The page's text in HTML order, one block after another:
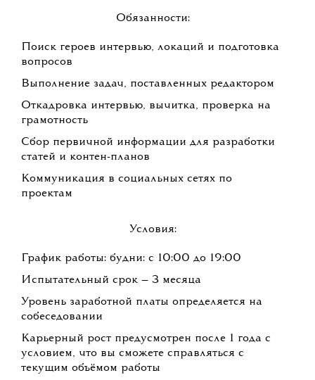
Обязанности:
Поиск героев интервью, локаций и подготовка
вопросов
Выполнение задач, поставленных редактором
Откадровка интервью, вычитка, проверка на
грамотность
Сбор первичной информации для разработки
статей и контен-планов
Коммуникация в социальных сетях по
проектам
Условия:
График работы: будни: с 10:00 до 19:00
Испытательный срок — 3 месяца
Уровень заработной платы определяется на
собеседовании
Карьерный рост предусмотрен после 1 года с
условием, что вы сможете справляться с
текущим объёмом работы